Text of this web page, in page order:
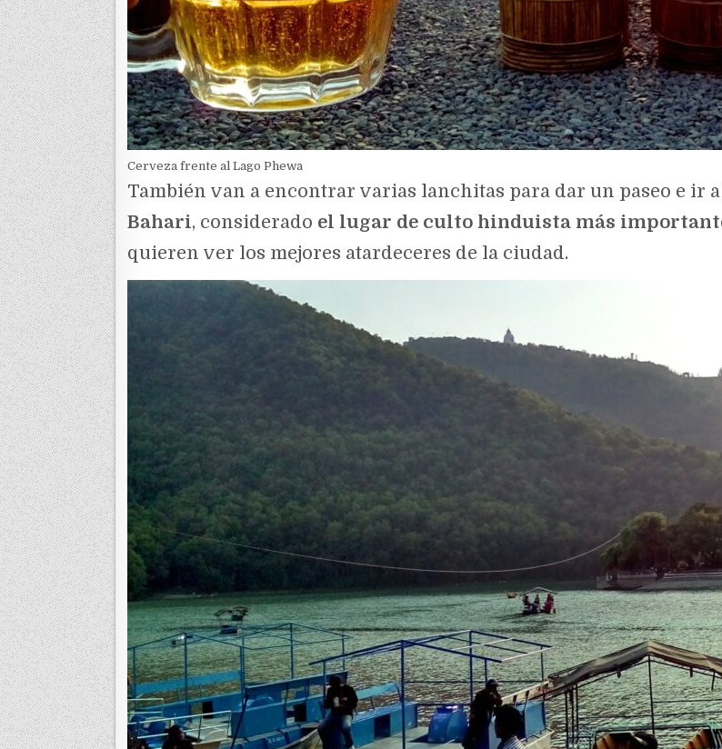
Cerveza frente al Lago Phewa
También van a encontrar varias lanchitas para dar un paseo e ir
Bahari, considerado el lugar de culto hinduista más
quieren ver los mejores atardeceres de la ciudad.